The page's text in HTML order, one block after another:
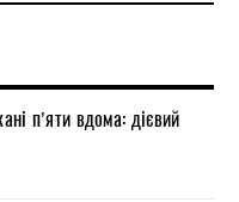
п’яти вдома: дієвий